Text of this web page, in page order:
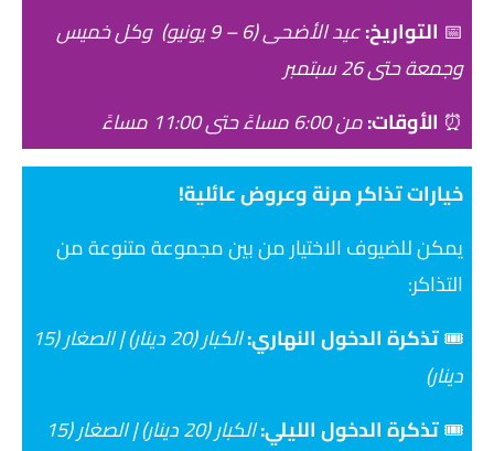
📅 التواريخ:
عيد الأضحى (6 – 9 يونيو) وكل خميس
وجمعة حتى 26 سبتمبر
⏰ الأوقات:من 6:00 مساءً حتى 11:00 مساءً
خيارات تذاكر مرنة وعروض عائلية!
يمكن للضيوف الاختيار من بين مجموعة متنوعة من
التذاكر:
🎟️تذكرة الدخول النهاري:
الكبار (20 دينار) | الصغار (15
دينار)
🎟️تذكرة الدخول الليلي:
الكبار (20 دينار) | الصغار (15